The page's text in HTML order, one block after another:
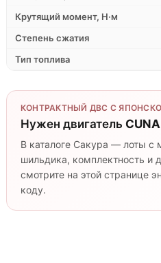
Крутящий момент, Н·м
Степень сжатия
Тип топлива
КОНТРАКТНЫЙ ДВС С
Нужен двигатель
В каталоге Сакура — лоты с
шильдика, комплектность и
смотрите на этой странице
коду.